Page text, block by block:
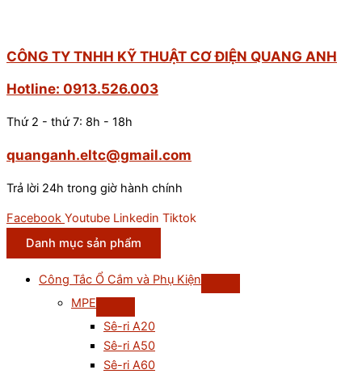
CÔNG TY TNHH KỸ THUẬT CƠ ĐIỆN QUANG ANH
Hotline: 0913.526.003
Thứ 2 - thứ 7: 8h - 18h
quanganh.eltc@gmail.com
Trả lời 24h trong giờ hành chính
Facebook Youtube Linkedin Tiktok
Danh mục sản phẩm
Công Tắc Ổ Cắm và Phụ Kiện
MPE
Sê-ri A20
Sê-ri A50
Sê-ri A60